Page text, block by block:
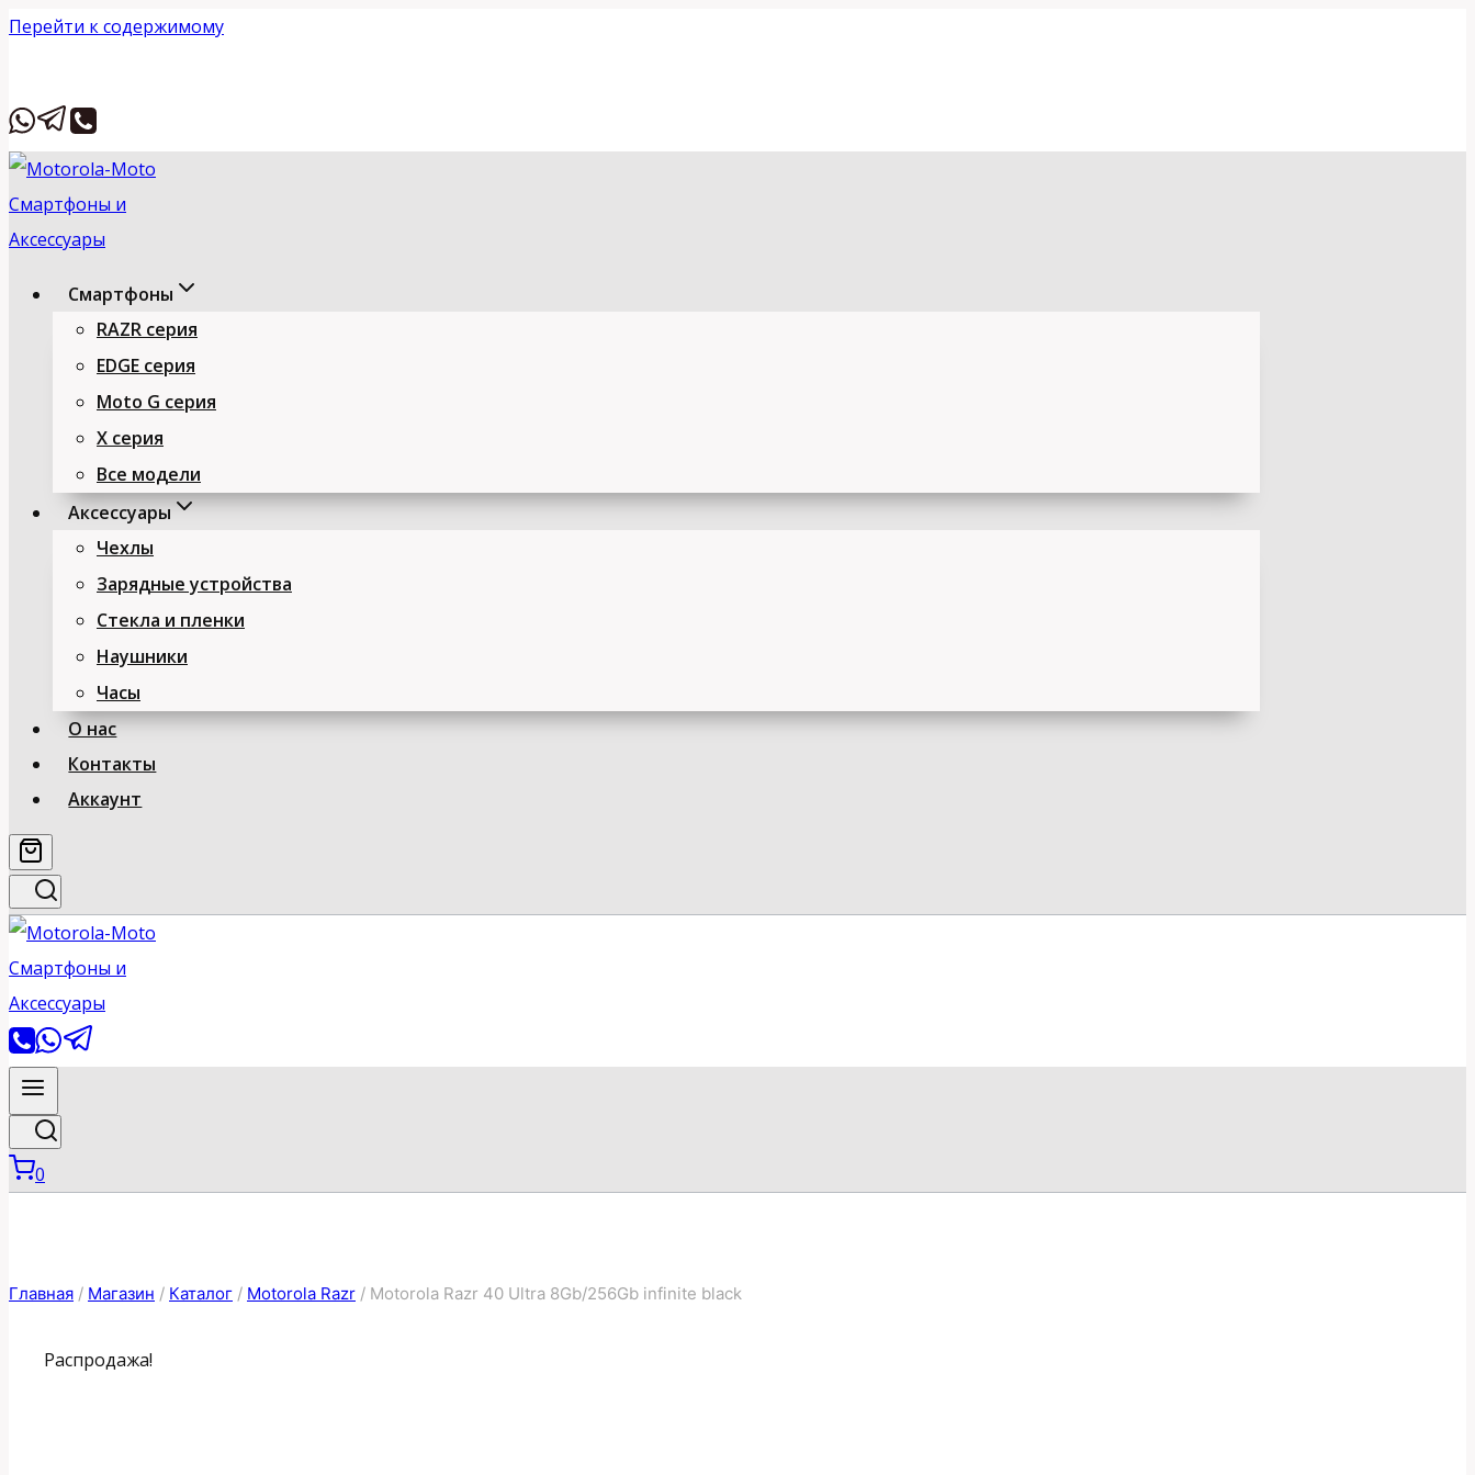
Перейти к содержимому
Смартфоны
RAZR серия
EDGE серия
Moto G серия
X серия
Все модели
Аксессуары
Чехлы
Зарядные устройства
Стекла и пленки
Наушники
Часы
О нас
Контакты
Аккаунт
0
Главная / Магазин / Каталог / Motorola Razr / Motorola Razr 40 Ultra 8Gb/256Gb infinite black
Распродажа!